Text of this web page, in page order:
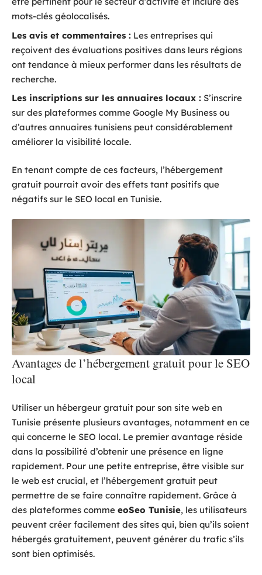
mots-clés géolocalisés.
Les avis et commentaires : Les entreprises qui
reçoivent des évaluations positives dans leurs régions
ont tendance à mieux performer dans les résultats de
recherche.
Les inscriptions sur les annuaires locaux : S’inscrire
sur des plateformes comme Google My Business ou
d’autres annuaires tunisiens peut considérablement
améliorer la visibilité locale.
En tenant compte de ces facteurs, l’hébergement
gratuit pourrait avoir des effets tant positifs que
négatifs sur le SEO local en Tunisie.
Avantages de l’hébergement gratuit pour le SEO
local
Utiliser un hébergeur gratuit pour son site web en
Tunisie présente plusieurs avantages, notamment en ce
qui concerne le SEO local. Le premier avantage réside
dans la possibilité d’obtenir une présence en ligne
rapidement. Pour une petite entreprise, être visible sur
le web est crucial, et l’hébergement gratuit peut
permettre de se faire connaître rapidement. Grâce à
des plateformes comme eoSeo Tunisie, les utilisateurs
peuvent créer facilement des sites qui, bien qu’ils soient
hébergés gratuitement, peuvent générer du trafic s’ils
sont bien optimisés.